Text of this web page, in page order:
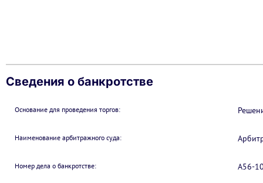
Сведения о банкротстве
Основание для проведения торгов:
Наименование арбитражного суда:
Номер дела о банкротстве: А56-